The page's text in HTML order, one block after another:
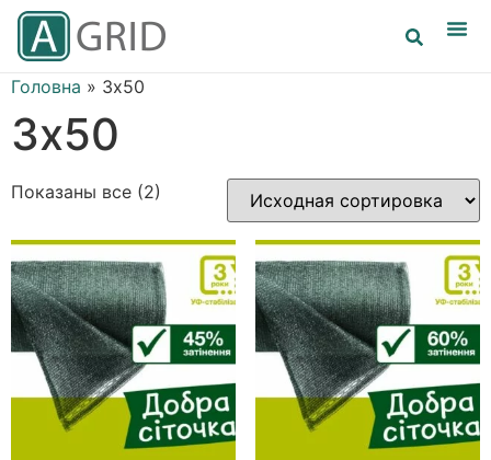
Головна » 3х50
3х50
Показаны все (2)